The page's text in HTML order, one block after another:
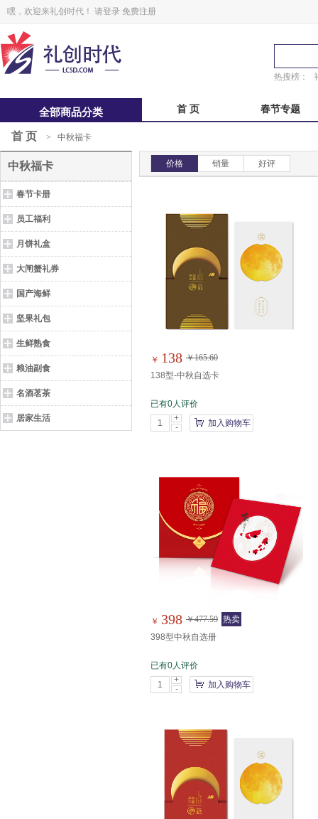
嘿，欢迎来礼创时代！ 请登录 免费注册
热搜榜：
全部商品分类 首 页 春节专题
锋味 粽子礼盒
首 页 > 中秋福卡
价格 销量 好评
￥ 138 ￥165.60
138型-中秋自选卡
已有0人评价
+
-
加入购物车
￥ 398 ￥477.59 热卖
398型中秋自选册
已有0人评价
+
-
加入购物车
中秋福卡
春节卡册
员工福利
月饼礼盒
大闸蟹礼券
国产海鲜
坚果礼包
生鲜熟食
粮油副食
名酒茗茶
居家生活